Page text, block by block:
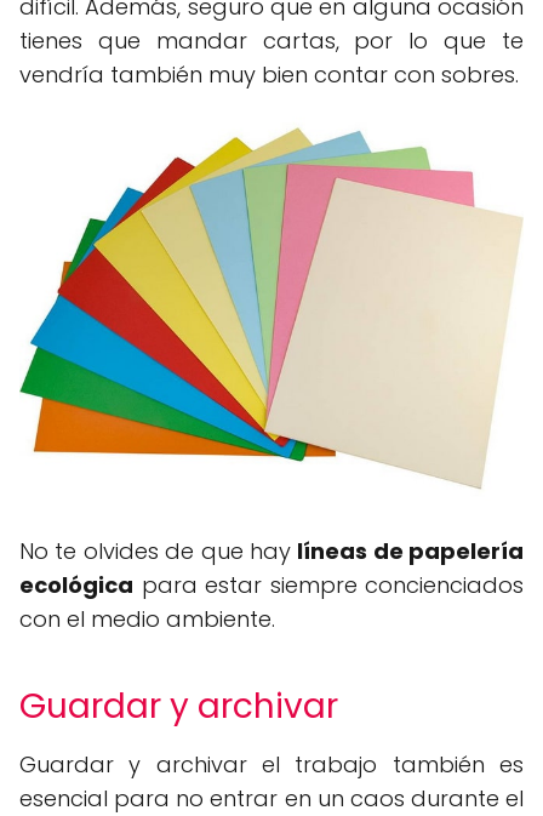
difícil. Además, seguro que en alguna ocasión
tienes que mandar cartas, por lo que te
vendría también muy bien contar con sobres.
No te olvides de que hay líneas de papelería
ecológica para estar siempre concienciados
con el medio ambiente.
Guardar y archivar
Guardar y archivar el trabajo también es
esencial para no entrar en un caos durante el